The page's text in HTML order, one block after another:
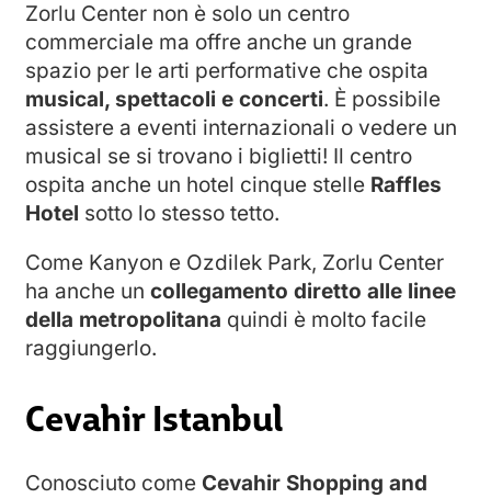
Zorlu Center non è solo un centro
commerciale ma offre anche un grande
spazio per le arti performative che ospita
musical, spettacoli e concerti. È possibile
assistere a eventi internazionali o vedere un
musical se si trovano i biglietti! Il centro
ospita anche un hotel cinque stelle Raffles
Hotel sotto lo stesso tetto.
Come Kanyon e Ozdilek Park, Zorlu Center
ha anche un collegamento diretto alle linee
della metropolitana quindi è molto facile
raggiungerlo.
Cevahir Istanbul
Conosciuto come Cevahir Shopping and